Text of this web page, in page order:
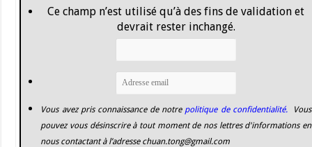
Ce champ n’est utilisé qu’à des fins de validation et
devrait rester inchangé.
Vous avez pris connaissance de notrepolitique de confidentialité.
Vous
pouvez vous désinscrire à tout moment de nos lettres d'informations en
nous contactant à l’adresse chuan.tong@gmail.com